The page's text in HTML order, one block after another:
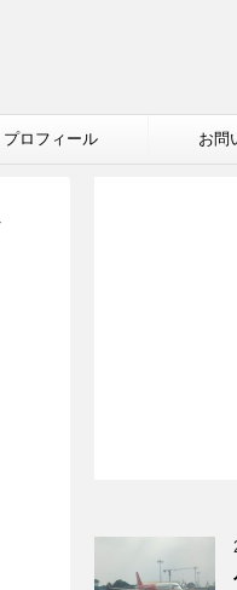
プロフィール お問